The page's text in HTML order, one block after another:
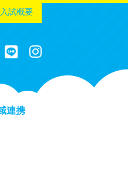
連携
入試概要